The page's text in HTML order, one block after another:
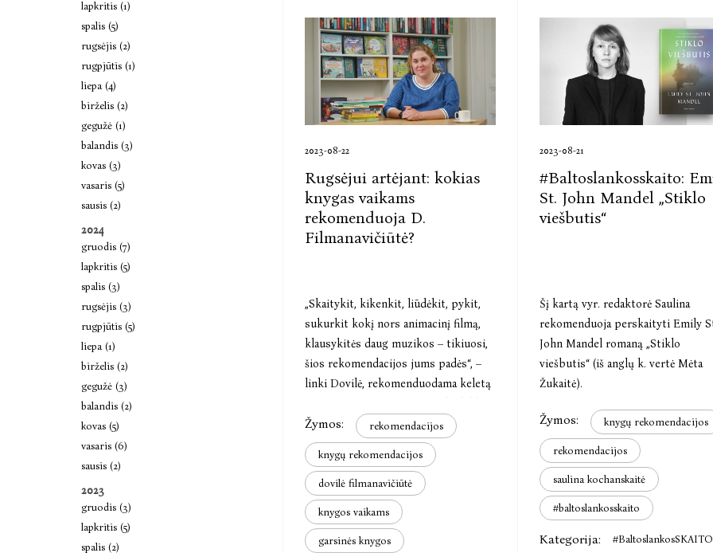
2023-08-22
Rugsėjui artėjant: kokias
knygas vaikams
rekomenduoja D.
Filmanavičiūtė?
„Skaitykit, kikenkit, liūdėkit, pykit,
sukurkit kokį nors animacinį filmą,
klausykitės daug muzikos – tikiuosi,
šios rekomendacijos jums padės“, –
linki Dovilė, rekomenduodama keletą
„Baltos lankos“ knygų.
Žymos: rekomendacijos
knygų rekomendacijos
dovilė filmanavičiūtė
knygos vaikams
garsinės knygos
2023-08-21
#Baltoslankosskaito:
St. John Mandel „Stiklo
viešbutis“
Šį kartą vyr. redaktorė Saulina
rekomenduoja perskaityti Emily
John Mandel romaną „Stiklo
viešbutis“ (iš anglų k. vertė Mėta
Žukaitė).
Žymos: knygų rekomendacijos
rekomendacijos
saulina kochanskaitė
#baltoslankosskaito
Kategorija: #BaltoslankosSKAITO
lapkritis (1)
spalis (5)
rugsėjis (2)
rugpjūtis (1)
liepa (4)
birželis (2)
gegužė (1)
balandis (3)
kovas (3)
vasaris (5)
sausis (2)
2024
gruodis (7)
lapkritis (5)
spalis (3)
rugsėjis (3)
rugpjūtis (5)
liepa (1)
birželis (2)
gegužė (3)
balandis (2)
kovas (5)
vasaris (6)
sausis (2)
2023
gruodis (3)
lapkritis (5)
spalis (2)